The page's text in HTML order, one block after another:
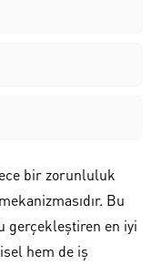
bir zorunluluk
Bu
gerçekleştiren en iyi
hem de iş